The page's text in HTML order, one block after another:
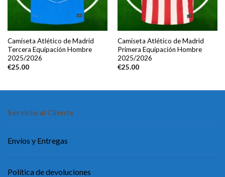
Camiseta Atlético de Madrid
Tercera Equipación Hombre
2025/2026
€25.00
Camiseta Atlético de Madrid
Primera Equipación Hombre
2025/2026
€25.00
Servicio al Cliente
Envíos y Entregas
Política de devoluciones